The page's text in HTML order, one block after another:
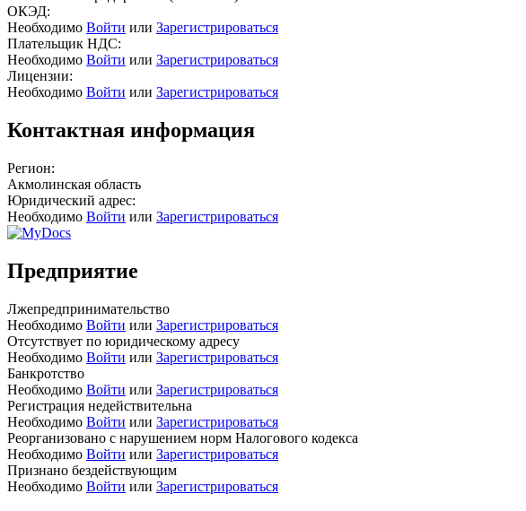
ОКЭД:
Необходимо Войти или Зарегистрироваться
Плательщик НДС:
Необходимо Войти или Зарегистрироваться
Лицензии:
Необходимо Войти или Зарегистрироваться
Контактная информация
Регион:
Акмолинская область
Юридический адрес:
Необходимо Войти или Зарегистрироваться
Предприятие
Лжепредпринимательство
Необходимо Войти или Зарегистрироваться
Отсутствует по юридическому адресу
Необходимо Войти или Зарегистрироваться
Банкротство
Необходимо Войти или Зарегистрироваться
Регистрация недействительна
Необходимо Войти или Зарегистрироваться
Реорганизовано с нарушением норм Налогового кодекса
Необходимо Войти или Зарегистрироваться
Признано бездействующим
Необходимо Войти или Зарегистрироваться